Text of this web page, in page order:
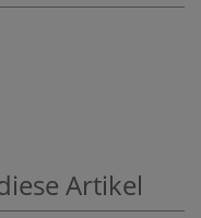
Artikel